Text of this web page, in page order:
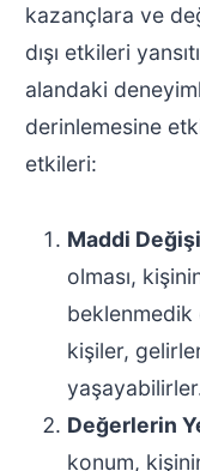
kazançlara ve
dışı etkileri
alandaki
derinlemesine
etkileri:
Maddi
olması,
beklenmedik
kişiler,
Değerlerin
konum,